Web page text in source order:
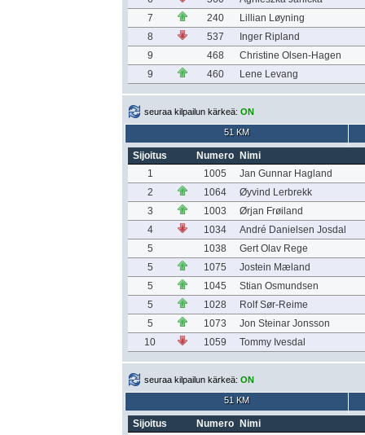
7
240
Lillian Løyning
8
537
Inger Ripland
9
468
Christine Olsen-Hagen
9
460 Lene Levang
seuraa kilpailun kärkeä: ON
51 KM
Sijoitus Numero
Nimi
1
1005
Jan Gunnar Hagland
2
1064
Øyvind Lerbrekk
3
1003
Ørjan Frøiland
4
1034
André Danielsen Josdal
5
1038
Gert Olav Rege
5
1075
Jostein Mæland
5
1045
Stian Osmundsen
5
1028
Rolf Sør-Reime
5
1073
Jon Steinar Jonsson
10
1059 Tommy Ivesdal
seuraa kilpailun kärkeä: ON
51 KM
Sijoitus Numero
Nimi